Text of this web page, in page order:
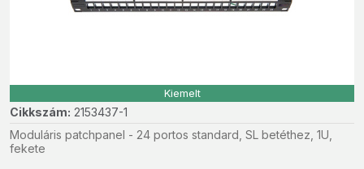
Kiemelt
Cikkszám: 2153437-1
Moduláris patchpanel - 24 portos standard, SL betéthez, 1U,
fekete